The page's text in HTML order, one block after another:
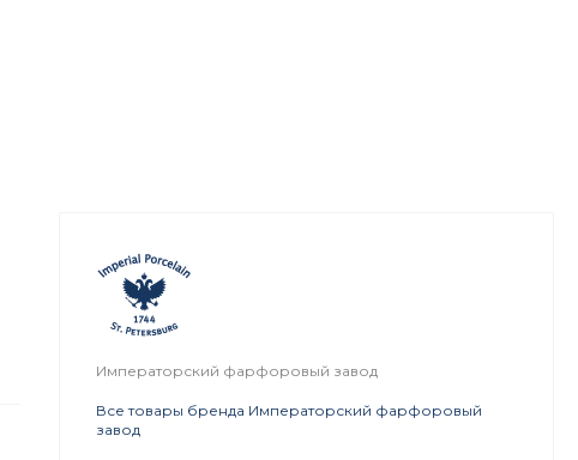
Императорский фарфоровый завод
Все товары бренда Императорский фарфоровый
завод